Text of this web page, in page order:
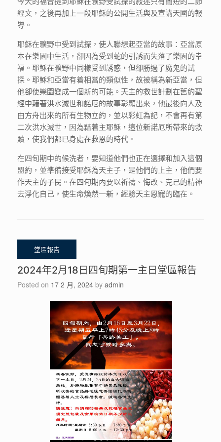
經文，之後再加上一段耶穌的公開生活與及宣講天國的報
導。
耶穌在曠野中受到試探，使人聯想起亞當的故事：亞當原
本在樂園中生活，卻因為受到蛇的引誘而失落了樂園的幸
福。耶穌在曠野中同樣受到誘惑，但卻勝過了魔鬼的試
探。耶穌和亞當有着相當的類似性，故被稱為新亞當，但
他卻使樂園變成一個新的可能。天主的救世計劃在舊約聖
經中藉著洪水滅世和諾厄的故事彰顯出來，他最後向人及
由方舟出來的所有生物立約，並以彩虹為記，不會再有第
二次洪水滅世，因為藉着主耶穌，這位新諾厄所帶來的救
贖，使我們都已身處在救恩的時代。
在四旬期中的候洗者，要知道他們也正在選擇和加入這個
盟約，並準備接受耶穌為天主子，是他們的上主，他們要
作天主的子民。在四旬期內要以祈禱、悔改、克己的精神
去淨化自己，使生命煥然一新，經驗天主恩寵的臨在。
2024年2月18日四旬期第一主日堂區報告
Posted on 17 2 月, 2024 by admin